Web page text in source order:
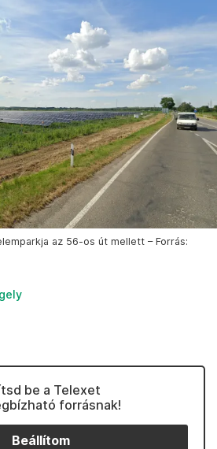
az 56-os út mellett – Forrás:
be a Telexet
forrásnak!
Beállítom